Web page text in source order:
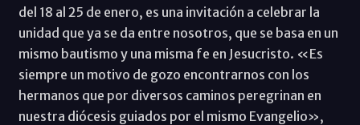
del 18 al 25 de enero, es una invitación a celebrar la
unidad que ya se da entre nosotros, que se basa en un
mismo bautismo y una misma fe en Jesucristo. «Es
siempre un motivo de gozo encontrarnos con los
hermanos que por diversos caminos peregrinan en
nuestra diócesis guiados por el mismo Evangelio»,